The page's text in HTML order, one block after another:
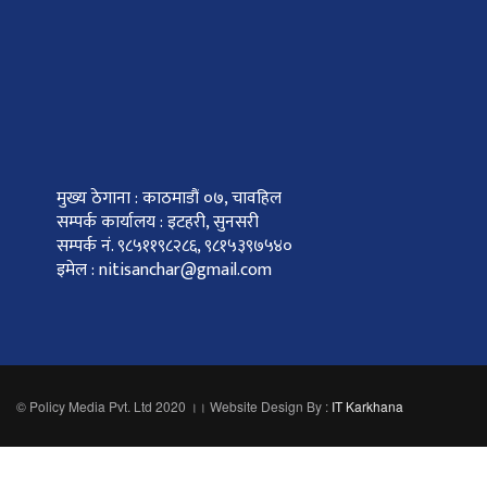
मुख्य ठेगाना : काठमाडौं ०७, चावहिल
सम्पर्क कार्यालय : इटहरी, सुनसरी
सम्पर्क नं. ९८५११९८२८६, ९८१५३९७५४०
इमेल : nitisanchar@gmail.com
© Policy Media Pvt. Ltd 2020 ।। Website Design By : IT Karkhana